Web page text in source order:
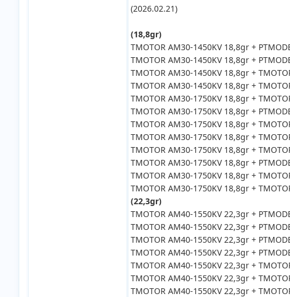
(2026.02.21)
(18,8gr)
TMOTOR AM30-1450KV 18,8gr +
TMOTOR AM30-1450KV 18,8gr +
TMOTOR AM30-1450KV 18,8gr +
TMOTOR AM30-1450KV 18,8gr +
TMOTOR AM30-1750KV 18,8gr +
TMOTOR AM30-1750KV 18,8gr +
TMOTOR AM30-1750KV 18,8gr +
TMOTOR AM30-1750KV 18,8gr +
TMOTOR AM30-1750KV 18,8gr +
TMOTOR AM30-1750KV 18,8gr +
TMOTOR AM30-1750KV 18,8gr +
TMOTOR AM30-1750KV 18,8gr +
(22,3gr)
TMOTOR AM40-1550KV 22,3gr +
TMOTOR AM40-1550KV 22,3gr +
TMOTOR AM40-1550KV 22,3gr +
TMOTOR AM40-1550KV 22,3gr +
TMOTOR AM40-1550KV 22,3gr +
TMOTOR AM40-1550KV 22,3gr +
TMOTOR AM40-1550KV 22,3gr +